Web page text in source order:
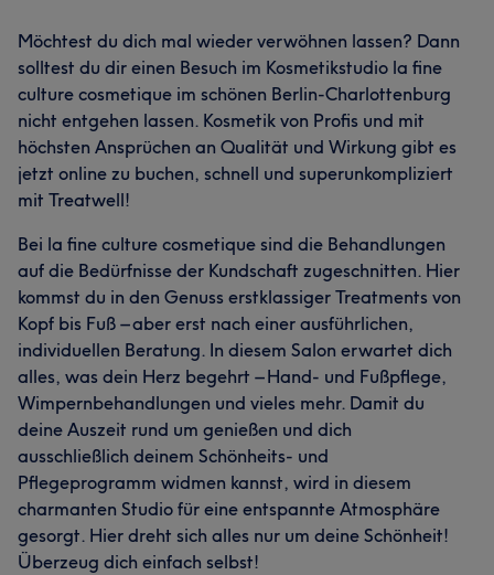
Möchtest du dich mal wieder verwöhnen lassen? Dann
solltest du dir einen Besuch im Kosmetikstudio la fine
culture cosmetique im schönen Berlin-Charlottenburg
nicht entgehen lassen. Kosmetik von Profis und mit
höchsten Ansprüchen an Qualität und Wirkung gibt es
jetzt online zu buchen, schnell und superunkompliziert
mit Treatwell!
Bei la fine culture cosmetique sind die Behandlungen
auf die Bedürfnisse der Kundschaft zugeschnitten. Hier
kommst du in den Genuss erstklassiger Treatments von
Kopf bis Fuß – aber erst nach einer ausführlichen,
individuellen Beratung. In diesem Salon erwartet dich
alles, was dein Herz begehrt – Hand- und Fußpflege,
Wimpernbehandlungen und vieles mehr. Damit du
deine Auszeit rund um genießen und dich
ausschließlich deinem Schönheits- und
Pflegeprogramm widmen kannst, wird in diesem
charmanten Studio für eine entspannte Atmosphäre
gesorgt. Hier dreht sich alles nur um deine Schönheit!
Überzeug dich einfach selbst!